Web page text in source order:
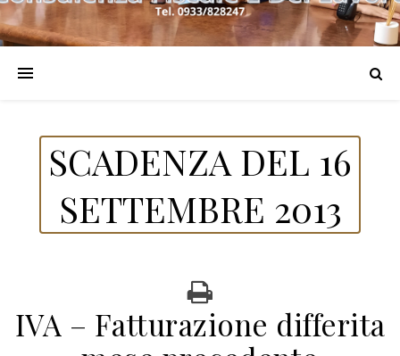
SCADENZA DEL 16
SETTEMBRE 2013
IVA – Fatturazione differita